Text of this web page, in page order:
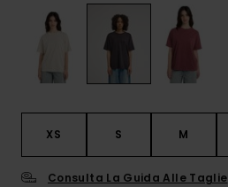
XS S M
Consulta La Guida Alle Taglie